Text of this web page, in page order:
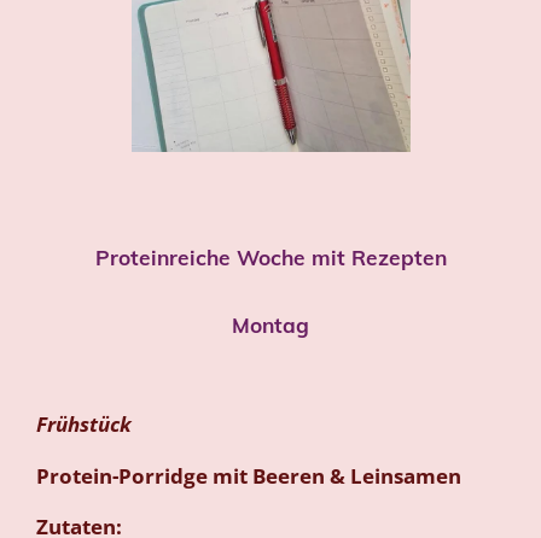
Proteinreiche Woche mit Rezepten
Montag
Frühstück
Protein-Porridge mit Beeren & Leinsamen
Zutaten: